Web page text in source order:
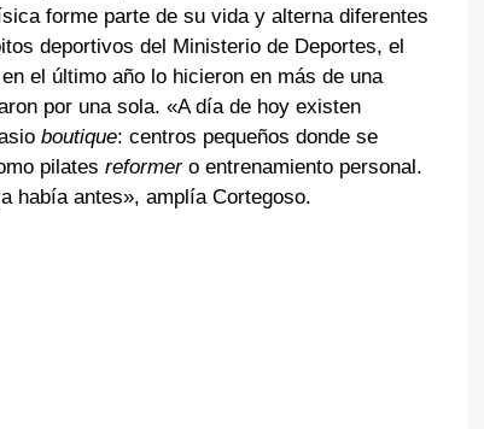
forme parte de su vida y alterna diferentes
deportivos del Ministerio de Deportes, el
el último año lo hicieron en más de una
por una sola. «A día de hoy existen
boutique: centros pequeños donde se
pilates reformero entrenamiento personal.
había antes», amplía Cortegoso.